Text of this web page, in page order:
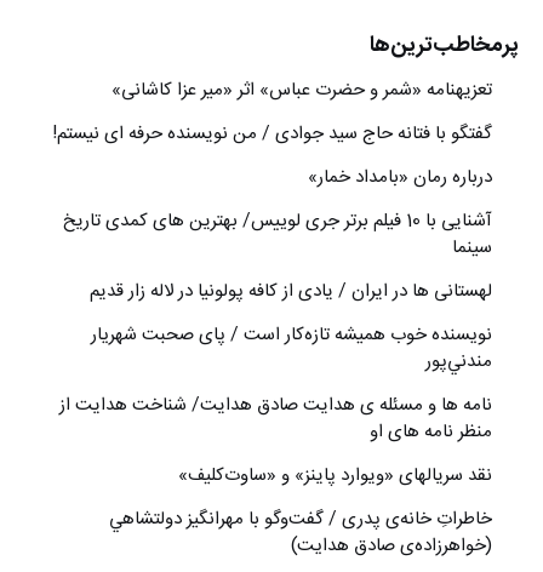
پرمخاطب‌ترین‌ها
تعزیه‎نامه‏ «شمر و حضرت عباس» اثر «میر عزا کاشانی»
گفتگو با فتانه حاج سید جوادی / من نویسنده حرفه ای نیستم!
درباره رمان «بامداد خمار»
آشنایی با 10 فیلم برتر جری لوییس/ بهترین های کمدی تاریخ
سینما
لهستانی ها در ایران / یادی از کافه پولونیا در لاله زار قدیم
نويسنده خوب هميشه تازه‌كار است / پای صحبت شهريار
مندني‌پور
نامه ها و مسئله ی هدایت صادق هدایت/ شناخت هدایت از
منظر نامه های او
نقد سریالهای «ویوارد پاینز» و «ساوت‌کلیف»
خاطراتِ خانه‌ی پدری / گفت‌وگو با مهرانگيز دولتشاهي
(خواهرزاده‌ی صادق هدايت)